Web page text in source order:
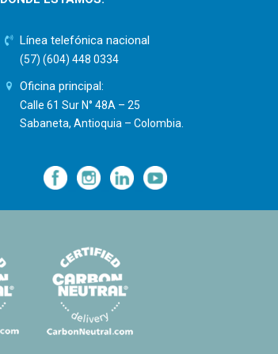
Línea telefónica nacional
(57) (604) 448 0334
Oficina principal:
Calle 61 Sur N° 48A – 25
Sabaneta, Antioquia – Colombia.